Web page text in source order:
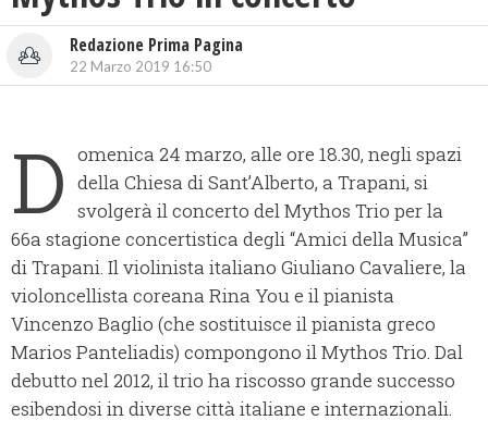
Redazione Prima Pagina
22 Marzo 2019 16:50
D omenica 24 marzo, alle ore 18.30, negli spazi
della Chiesa di Sant’Alberto, a Trapani, si
svolgerà il concerto del Mythos Trio per la
66a stagione concertistica degli “Amici della Musica”
di Trapani. Il violinista italiano Giuliano Cavaliere, la
violoncellista coreana Rina You e il pianista
Vincenzo Baglio (che sostituisce il pianista greco
Marios Panteliadis) compongono il Mythos Trio. Dal
debutto nel 2012, il trio ha riscosso grande successo
esibendosi in diverse città italiane e internazionali.